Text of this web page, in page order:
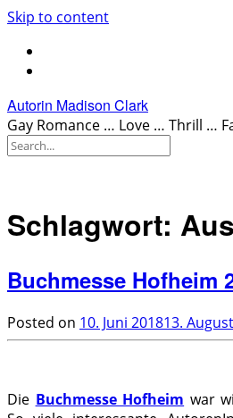
Skip to content
Autorin Madison Clark
Gay Romance … Love … Thrill …
Schlagwort:
Buchmesse Hofheim
Posted on 10. Juni 201813.
Die Buchmesse Hofheim war